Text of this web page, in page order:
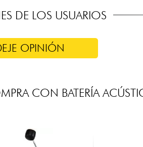
DE LOS USUARIOS
OPINIÓN
CON BATERÍA